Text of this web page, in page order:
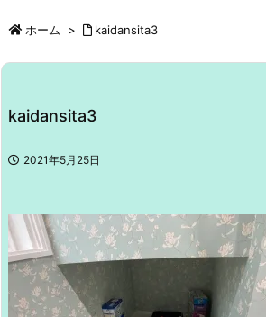
ホーム > kaidansita3
kaidansita3
2021年5月25日